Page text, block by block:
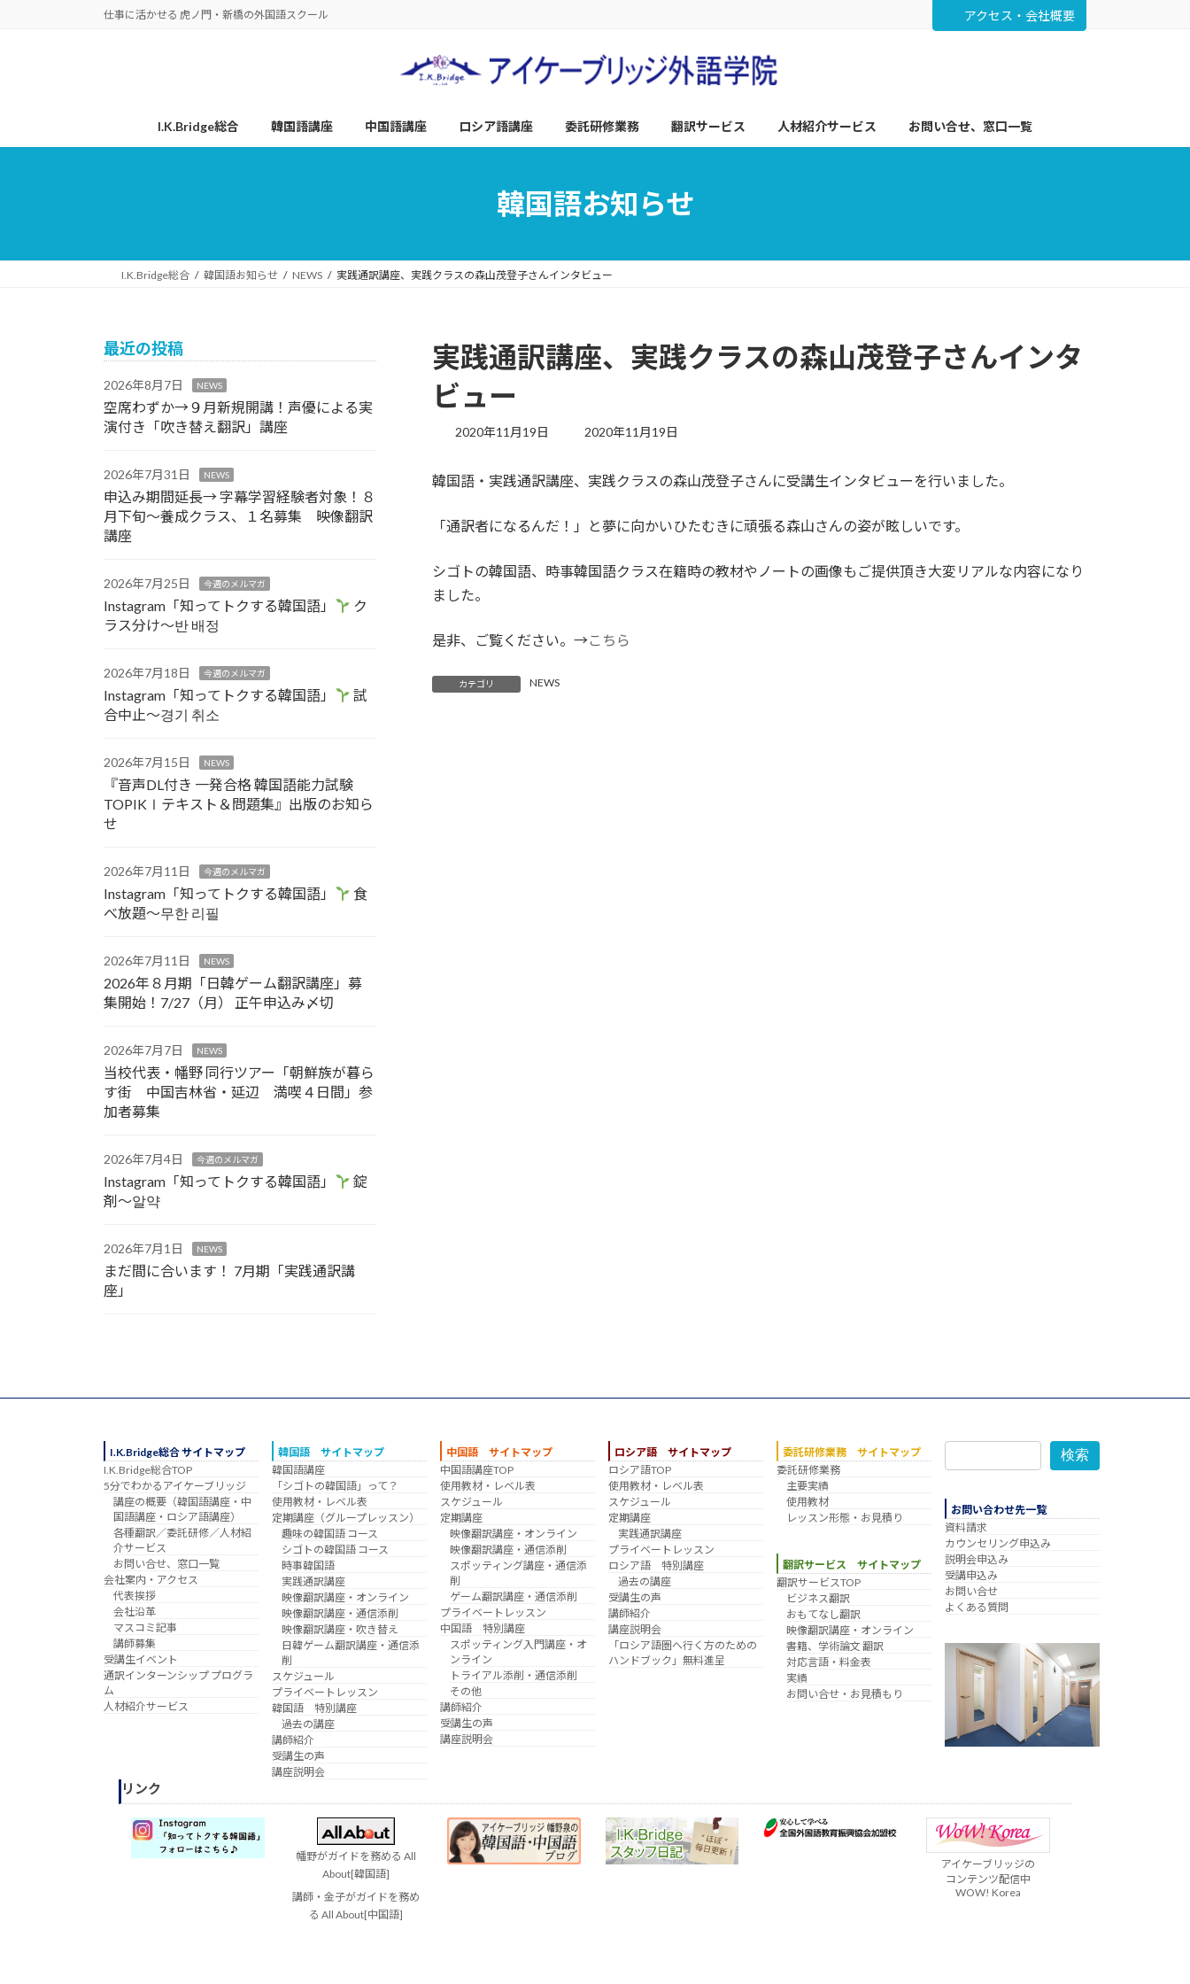
仕事に活かせる 虎ノ門・新橋の外国語スクール アクセス・会社概要
I.K.Bridge総合 韓国語講座 中国語講座 ロシア語講座 委託研修業務 翻訳サービス 人材紹介サービス お問い合せ、窓口一覧
韓国語お知らせ
I.K.Bridge総合 韓国語お知らせ NEWS 実践通訳講座、実践クラスの森山茂登子さんインタビュー
実践通訳講座、実践クラスの森山茂登子さんインタ
ビュー
2020年11月19日
最
新
時
2020年11月19日
韓国語・実践通訳講座、実践クラスの森山茂登子さんに受講生インタビューを行いました。
「通訳者になるんだ！」と夢に向かいひたむきに頑張る森山さんの姿が眩しいです。
シゴトの韓国語、時事韓国語クラス在籍時の教材やノートの画像もご提供頂き大変リアルな内容になり
ました。
是非、ご覧ください。→こちら
カテゴリ NEWS
最近の投稿
2026年8月7日 NEWS
空席わずか→９月新規開講！声優による実
演付き「吹き替え翻訳」講座
2026年7月31日 NEWS
申込み期間延長→ 字幕学習経験者対象！８
月下旬～養成クラス、１名募集 映像翻訳
講座
2026年7月25日 今週のメルマガ
Instagram「知ってトクする韓国語」
ク
ラス分け～반 배정
2026年7月18日 今週のメルマガ
Instagram「知ってトクする韓国語」
試
合中止～경기 취소
2026年7月15日 NEWS
『音声DL付き 一発合格 韓国語能力試験
TOPIKⅠテキスト＆問題集』出版のお知ら
せ
2026年7月11日 今週のメルマガ
Instagram「知ってトクする韓国語」
食
べ放題～무한 리필
2026年7月11日 NEWS
2026年８月期「日韓ゲーム翻訳講座」募
集開始！7/27（月） 正午申込み〆切
2026年7月7日 NEWS
当校代表・幡野 同行ツアー「朝鮮族が暮ら
す街 中国吉林省・延辺 満喫４日間」参
加者募集
2026年7月4日 今週のメルマガ
Instagram「知ってトクする韓国語」
錠
剤～알약
2026年7月1日 NEWS
まだ間に合います！ 7月期「実践通訳講
座」
I.K.Bridge総合 サイトマップ
I.K.Bridge総合TOP
5分でわかるアイケーブリッジ
講座の概要（韓国語講座・中
国語講座・ロシア語講座）
各種翻訳／委託研修／人材紹
介サービス
お問い合せ、窓口一覧
会社案内・アクセス
代表挨拶
会社沿革
マスコミ記事
講師募集
受講生イベント
通訳インターンシップ プログラ
ム
人材紹介サービス
韓国語 サイトマップ
韓国語講座
「シゴトの韓国語」って？
使用教材・レベル表
定期講座（グループレッスン）
趣味の韓国語 コース
シゴトの韓国語 コース
時事韓国語
実践通訳講座
映像翻訳講座・オンライン
映像翻訳講座・通信添削
映像翻訳講座・吹き替え
日韓ゲーム翻訳講座・通信添
削
スケジュール
プライベートレッスン
韓国語 特別講座
過去の講座
講師紹介
受講生の声
講座説明会
中国語 サイトマップ
中国語講座TOP
使用教材・レベル表
スケジュール
定期講座
映像翻訳講座・オンライン
映像翻訳講座・通信添削
スポッティング講座・通信添
削
ゲーム翻訳講座・通信添削
プライベートレッスン
中国語 特別講座
スポッティング入門講座・オ
ンライン
トライアル添削・通信添削
その他
講師紹介
受講生の声
講座説明会
ロシア語 サイトマップ
ロシア語TOP
使用教材・レベル表
スケジュール
定期講座
実践通訳講座
プライベートレッスン
ロシア語 特別講座
過去の講座
受講生の声
講師紹介
講座説明会
「ロシア語圏へ行く方のための
ハンドブック」無料進呈
委託研修業務 サイトマップ
委託研修業務
主要実績
使用教材
レッスン形態・お見積り
翻訳サービス サイトマップ
翻訳サービスTOP
ビジネス翻訳
おもてなし翻訳
映像翻訳講座・オンライン
書籍、学術論文 翻訳
対応言語・料金表
実績
お問い合せ・お見積もり
検索
お問い合わせ先一覧
資料請求
カウンセリング申込み
説明会申込み
受講申込み
お問い合せ
よくある質問
リンク
幡野がガイドを務める All
About[韓国語]
講師・金子がガイドを務め
る All About[中国語]
アイケーブリッジの
コンテンツ配信中
WOW! Korea